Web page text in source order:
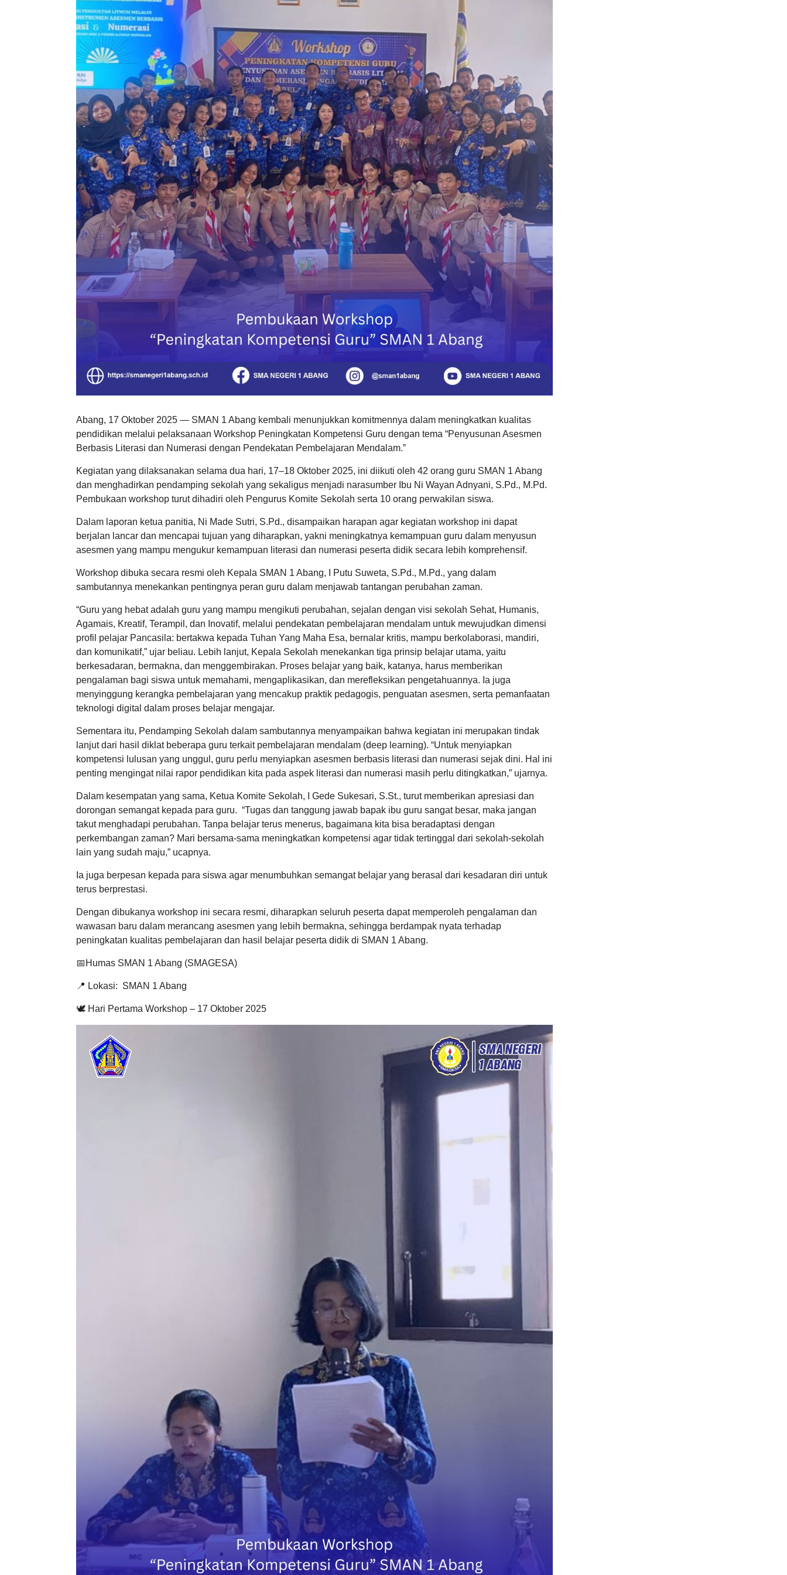
Abang, 17 Oktober 2025 — SMAN 1 Abang kembali menunjukkan komitmennya dalam meningkatkan kualitas
pendidikan melalui pelaksanaan Workshop Peningkatan Kompetensi Guru dengan tema “Penyusunan Asesmen
Berbasis Literasi dan Numerasi dengan Pendekatan Pembelajaran Mendalam.”
Kegiatan yang dilaksanakan selama dua hari, 17–18 Oktober 2025, ini diikuti oleh 42 orang guru SMAN 1 Abang
dan menghadirkan pendamping sekolah yang sekaligus menjadi narasumber Ibu Ni Wayan Adnyani, S.Pd., M.Pd.
Pembukaan workshop turut dihadiri oleh Pengurus Komite Sekolah serta 10 orang perwakilan siswa.
Dalam laporan ketua panitia, Ni Made Sutri, S.Pd., disampaikan harapan agar kegiatan workshop ini dapat
berjalan lancar dan mencapai tujuan yang diharapkan, yakni meningkatnya kemampuan guru dalam menyusun
asesmen yang mampu mengukur kemampuan literasi dan numerasi peserta didik secara lebih komprehensif.
Workshop dibuka secara resmi oleh Kepala SMAN 1 Abang, I Putu Suweta, S.Pd., M.Pd., yang dalam
sambutannya menekankan pentingnya peran guru dalam menjawab tantangan perubahan zaman.
“Guru yang hebat adalah guru yang mampu mengikuti perubahan, sejalan dengan visi sekolah Sehat, Humanis,
Agamais, Kreatif, Terampil, dan Inovatif, melalui pendekatan pembelajaran mendalam untuk mewujudkan dimensi
profil pelajar Pancasila: bertakwa kepada Tuhan Yang Maha Esa, bernalar kritis, mampu berkolaborasi, mandiri,
dan komunikatif,” ujar beliau. Lebih lanjut, Kepala Sekolah menekankan tiga prinsip belajar utama, yaitu
berkesadaran, bermakna, dan menggembirakan. Proses belajar yang baik, katanya, harus memberikan
pengalaman bagi siswa untuk memahami, mengaplikasikan, dan merefleksikan pengetahuannya. Ia juga
menyinggung kerangka pembelajaran yang mencakup praktik pedagogis, penguatan asesmen, serta pemanfaatan
teknologi digital dalam proses belajar mengajar.
Sementara itu, Pendamping Sekolah dalam sambutannya menyampaikan bahwa kegiatan ini merupakan tindak
lanjut dari hasil diklat beberapa guru terkait pembelajaran mendalam (deep learning). “Untuk menyiapkan
kompetensi lulusan yang unggul, guru perlu menyiapkan asesmen berbasis literasi dan numerasi sejak dini. Hal ini
penting mengingat nilai rapor pendidikan kita pada aspek literasi dan numerasi masih perlu ditingkatkan,” ujarnya.
Dalam kesempatan yang sama, Ketua Komite Sekolah, I Gede Sukesari, S.St., turut memberikan apresiasi dan
dorongan semangat kepada para guru. “Tugas dan tanggung jawab bapak ibu guru sangat besar, maka jangan
takut menghadapi perubahan. Tanpa belajar terus menerus, bagaimana kita bisa beradaptasi dengan
perkembangan zaman? Mari bersama-sama meningkatkan kompetensi agar tidak tertinggal dari sekolah-sekolah
lain yang sudah maju,” ucapnya.
Ia juga berpesan kepada para siswa agar menumbuhkan semangat belajar yang berasal dari kesadaran diri untuk
terus berprestasi.
Dengan dibukanya workshop ini secara resmi, diharapkan seluruh peserta dapat memperoleh pengalaman dan
wawasan baru dalam merancang asesmen yang lebih bermakna, sehingga berdampak nyata terhadap
peningkatan kualitas pembelajaran dan hasil belajar peserta didik di SMAN 1 Abang.
📅Humas SMAN 1 Abang (SMAGESA)
📍 Lokasi: SMAN 1 Abang
🕊️ Hari Pertama Workshop – 17 Oktober 2025